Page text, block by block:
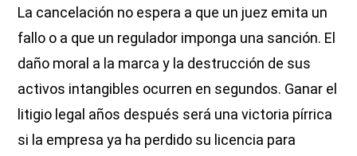
La cancelación no espera a que un juez emita un
fallo o a que un regulador imponga una sanción. El
daño moral a la marca y la destrucción de sus
activos intangibles ocurren en segundos. Ganar el
litigio legal años después será una victoria pírrica
si la empresa ya ha perdido su licencia para